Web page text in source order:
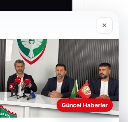
×
Güncel Haberler